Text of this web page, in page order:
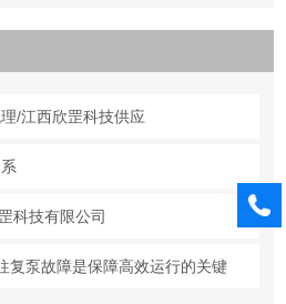
/江西欣罡科技供应
科技有限公司
复泵故障是保障高效运行的关键